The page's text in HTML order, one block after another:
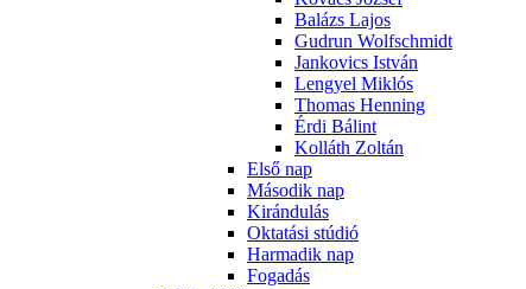
Ba­lázs La­jos
Gud­run Wolfsch­midt
Jan­ko­vics Ist­ván
Len­gyel Mik­lós
Tho­mas Hen­ning
Ér­di Bá­lint
Kol­láth Zol­tán
El­ső nap
Má­so­dik nap
Ki­rán­du­lás
Ok­ta­tá­si stú­dió
Har­ma­dik nap
Fo­ga­dás